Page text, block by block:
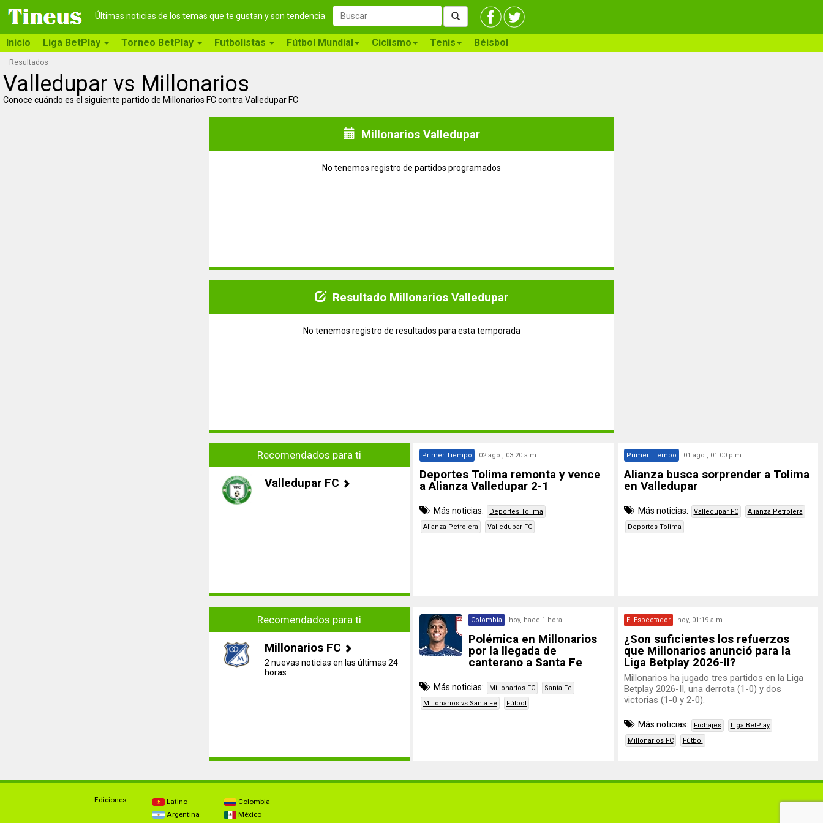
Últimas noticias de los temas que te gustan y son tendencia
Inicio Liga BetPlay Torneo BetPlay Futbolistas Fútbol Mundial Ciclismo Tenis Béisbol
Resultados
Valledupar vs Millonarios
Conoce cuándo es el siguiente partido de Millonarios FC contra Valledupar FC
Millonarios Valledupar
No tenemos registro de partidos programados
Resultado Millonarios Valledupar
No tenemos registro de resultados para esta temporada
Recomendados para ti
Valledupar FC
Primer Tiempo 02 ago., 03:20 a.m.
Deportes Tolima remonta y vence
a Alianza Valledupar 2-1
Más noticias:
Deportes Tolima
Alianza Petrolera
Valledupar FC
Primer Tiempo 01 ago., 01:00 p.m.
Alianza busca sorprender a Tolima
en Valledupar
Más noticias: Valledupar FC
Alianza Petrolera
Deportes Tolima
Recomendados para ti
Millonarios FC
2 nuevas noticias en las últimas 24
horas
Colombia hoy, hace 1 hora
Polémica en Millonarios
por la llegada de
canterano a Santa Fe
Más noticias: Millonarios FC
Santa Fe
Millonarios vs Santa Fe
Fútbol
El Espectador hoy, 01:19 a.m.
¿Son suficientes los refuerzos
que Millonarios anunció para la
Liga Betplay 2026-II?
Millonarios ha jugado tres partidos en la Liga
Betplay 2026-II, una derrota (1-0) y dos
victorias (1-0 y 2-0).
Más noticias: Fichajes
Liga BetPlay
Millonarios FC
Fútbol
Ediciones:
Latino
Argentina
Colombia
México